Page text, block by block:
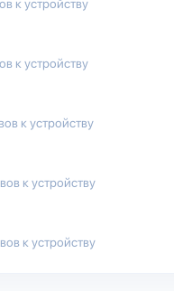
к устройству
к устройству
к устройству
к устройству
к устройству